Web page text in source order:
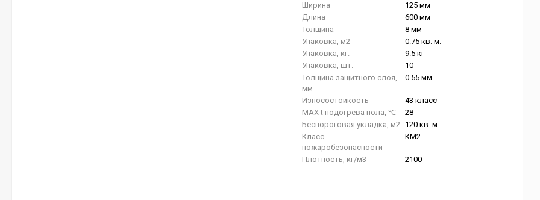
Ширина
125 мм
Длина
600 мм
Толщина
8 мм
Упаковка, м2
0.75 кв. м.
Упаковка, кг.
9.5 кг
Упаковка, шт.
10
Толщина защитного слоя,
мм
0.55 мм
Износостойкость
43 класс
MAX t подогрева пола, ℃
28
Беспороговая укладка, м2 120 кв. м.
Класс
пожаробезопасности
КМ2
Плотность, кг/м3 2100